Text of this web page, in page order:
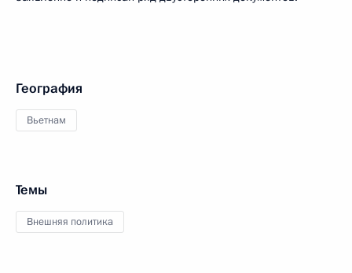
География
Вьетнам
Темы
Внешняя политика